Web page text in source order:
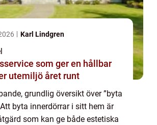
Karl Lindgren
som ger en hållbar
utemiljö året runt
grundlig översikt över ”byta
byta innerdörrar i sitt hem är
som kan ge både estetiska